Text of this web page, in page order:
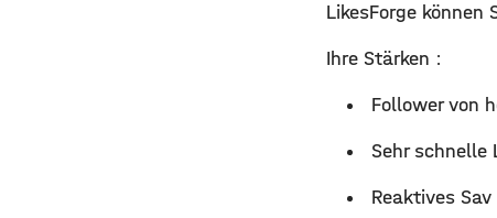
LikesForge können
Ihre Stärken :
Follower von
Sehr schnelle
Reaktives Sav